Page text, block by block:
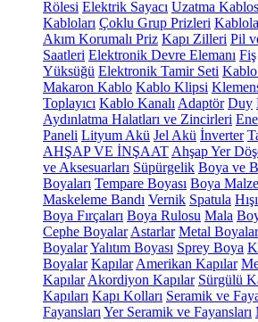
Rölesi Elektrik Sayacı Uzatma
Kabloları Çoklu Grup Prizleri
Akım Korumalı Priz Kapı Zilleri Pil
Saatleri Elektronik Devre Elemanı Fiş
Yüksüğü Elektronik Tamir Seti
Makaron Kablo Kablo Klipsi
Toplayıcı Kablo Kanalı Adaptör Duy
Aydınlatma Halatları ve Zincirleri
Paneli Lityum Akü Jel Akü İnverter
AHŞAP VE İNŞAAT Ahşap Yer
ve Aksesuarları Süpürgelik Boya ve
Boyaları Tempare Boyası Boya
Maskeleme Bandı Vernik Spatula
Boya Fırçaları Boya Rulosu Mala
Cephe Boyalar Astarlar Metal
BoyalarYalıtım Boyası Sprey Boya
Boyalar Kapılar Amerikan Kapılar
Kapılar Akordiyon Kapılar Sürgülü
Kapıları Kapı Kolları Seramik ve
Fayansları Yer Seramik ve Fayansları